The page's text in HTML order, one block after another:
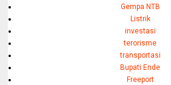
Gempa NTB
Listrik
investasi
terorisme
transportasi
Bupati Ende
Freeport